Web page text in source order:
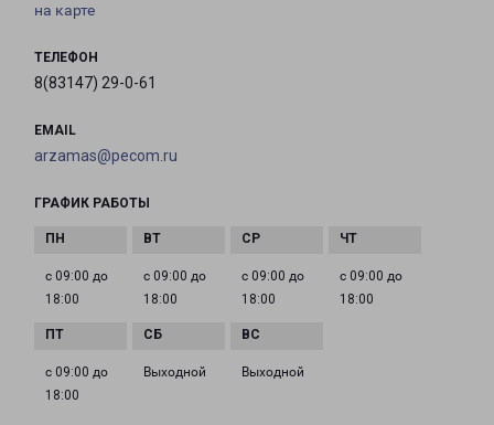
на карте
ТЕЛЕФОН
8(83147) 29-0-61
EMAIL
arzamas@pecom.ru
ГРАФИК РАБОТЫ
с 09:00 до
18:00
с 09:00 до
18:00
с 09:00 до
18:00
с 09:00 до
18:00
с 09:00 до
18:00
Выходной Выходной